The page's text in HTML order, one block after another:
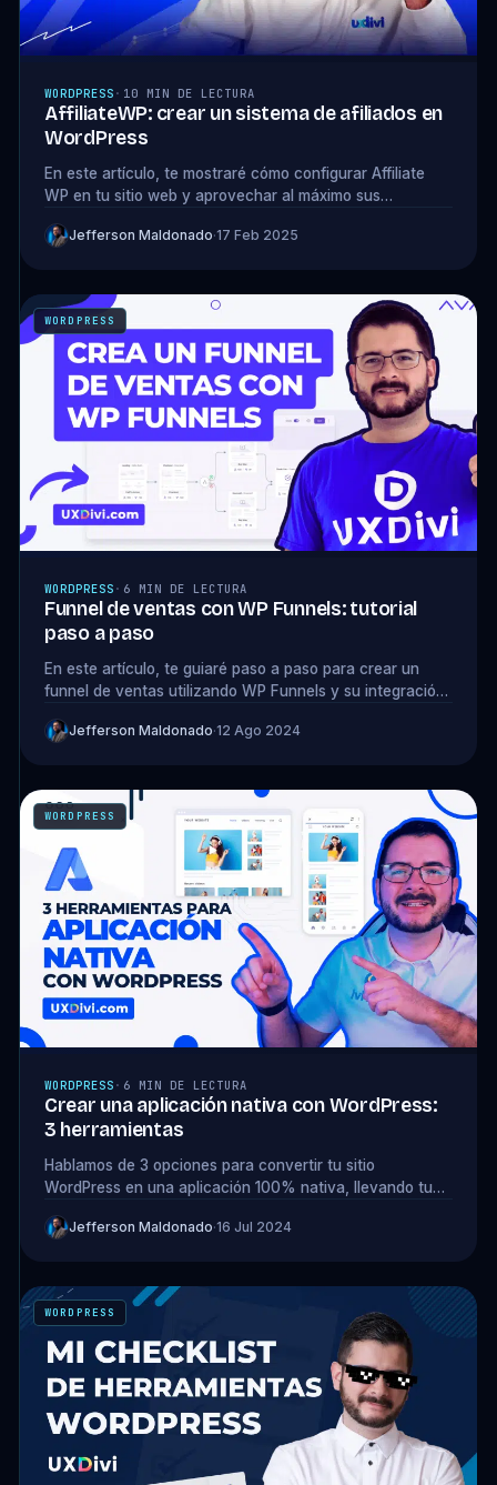
WORDPRESS · 10 MIN DE LECTURA
AffiliateWP: crear un sistema de afiliados en
WordPress
En este artículo, te mostraré cómo configurar Affiliate
WP en tu sitio web y aprovechar al máximo sus
Jefferson Maldonado·17 Feb 2025
WORDPRESS
WORDPRESS · 6 MIN DE LECTURA
Funnel de ventas con WP Funnels: tutorial
paso a paso
En este artículo, te guiaré paso a paso para crear un
funnel de ventas utilizando WP Funnels y su integración
Jefferson Maldonado·12 Ago 2024
WORDPRESS
WORDPRESS · 6 MIN DE LECTURA
Crear una aplicación nativa con WordPress:
3 herramientas
Hablamos de 3 opciones para convertir tu sitio
WordPress en una aplicación 100% nativa, llevando tu
Jefferson Maldonado·16 Jul 2024
WORDPRESS